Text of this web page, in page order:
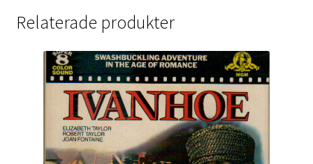
Relaterade produkter